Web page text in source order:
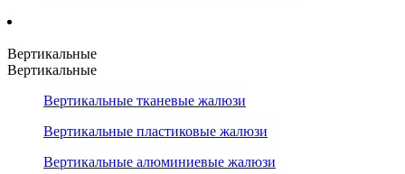
Вертикальные
Вертикальные
Вертикальные тканевые жалюзи
Вертикальные пластиковые жалюзи
Вертикальные алюминиевые жалюзи